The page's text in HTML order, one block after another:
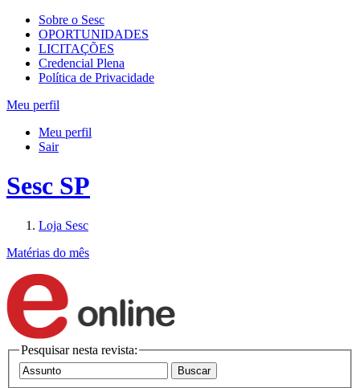
Sobre o Sesc
OPORTUNIDADES
LICITAÇÕES
Credencial Plena
Política de Privacidade
Meu perfil
Meu perfil
Sair
Sesc SP
Loja Sesc
Matérias do mês
Pesquisar nesta revista: